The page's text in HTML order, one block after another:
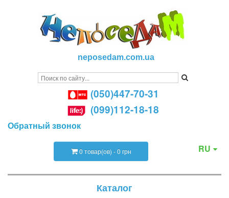
neposedam.com.ua
(050)447-70-31
(099)112-18-18
Обратный звонок
RU
0 товар(ов) - 0 грн
Каталог